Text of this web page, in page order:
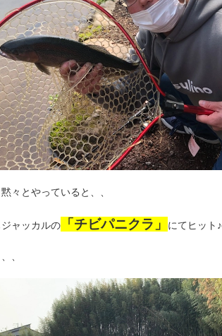
々とやっていると、、
ャッカルの 「チビパニクラ」 にてヒット♪
、